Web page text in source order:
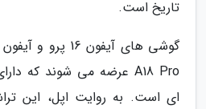
تاریخ است.
ای است. به روایت اپل، این